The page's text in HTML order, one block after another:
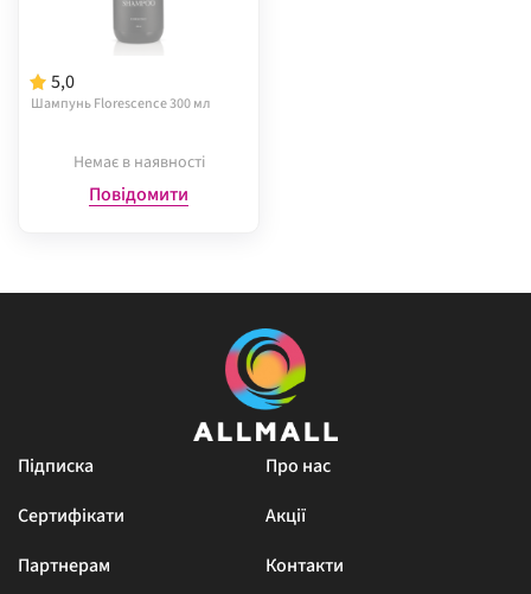
5,0
Шампунь Florescence 300 мл
Немає в наявності
Повідомити
Підписка
Про нас
Сертифікати
Акції
Партнерам
Контакти